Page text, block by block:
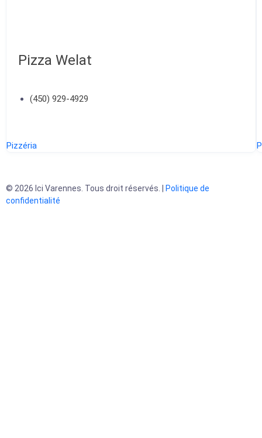
Pizza Welat
(450) 929-4929
Pizzéria
© 2026 Ici Varennes. Tous droit réservés. |
Politique de
confidentialité